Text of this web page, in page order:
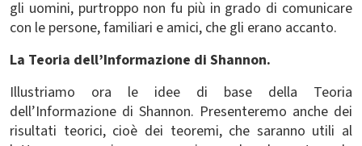
gli uomini, purtroppo non fu più in grado di comunicare
con le persone, familiari e amici, che gli erano accanto.
La Teoria dell’Informazione di Shannon.
Illustriamo ora le idee di base della Teoria
dell’Informazione di Shannon. Presenteremo anche dei
risultati teorici, cioè dei teoremi, che saranno utili al